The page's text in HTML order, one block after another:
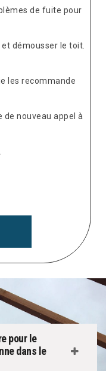
de fuite pour
démousser le toit.
les recommande
nouveau appel à
pour le
dans le